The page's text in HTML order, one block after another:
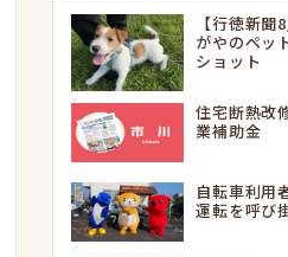
【行徳新聞
がやのペッ
ショット
住宅断熱改
業補助金
自転車利用
運転を呼び